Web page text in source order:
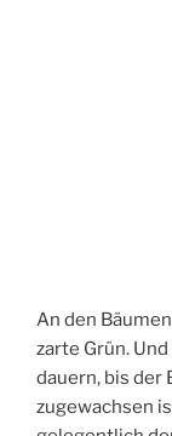
An den
zarte Grün.
dauern, bis der
zugewachsen